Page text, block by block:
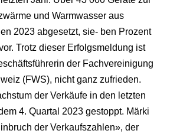
und Warmwasser aus
2023 abgesetzt, sie- ben Prozent
Trotz dieser Erfolgsmeldung ist
der Fachvereinigung
(FWS), nicht ganz zufrieden.
der Verkäufe in den letzten
4. Quartal 2023 gestoppt. Märki
der Verkaufszahlen», der